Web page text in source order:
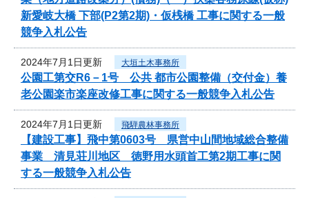
新愛岐大橋 下部(P2第2期)・仮桟橋 工事に関する一般
競争入札公告
2024年7月1日更新 大垣土木事務所
公園工第交R6－1号 公共 都市公園整備（交付金）養
老公園楽市楽座改修工事に関する一般競争入札公告
2024年7月1日更新 飛騨農林事務所
【建設工事】飛中第0603号 県営中山間地域総合整備
事業 清見荘川地区 徳野用水頭首工第2期工事に関
する一般競争入札公告